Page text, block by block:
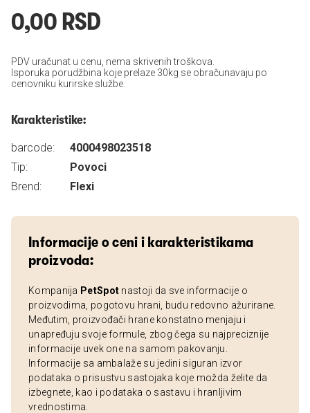
0,00 RSD
PDV uračunat u cenu, nema skrivenih troškova.
Isporuka porudžbina koje prelaze 30kg se obračunavaju po
cenovniku kurirske službe.
Karakteristike:
barcode:
4000498023518
Tip:
Povoci
Brend:
Flexi
Informacije o ceni i karakteristikama
proizvoda:
Kompanija PetSpot nastoji da sve informacije o
proizvodima, pogotovu hrani, budu redovno ažurirane.
Međutim, proizvođači hrane konstatno menjaju i
unapređuju svoje formule, zbog čega su najpreciznije
informacije uvek one na samom pakovanju.
Informacije sa ambalaže su jedini siguran izvor
podataka o prisustvu sastojaka koje možda želite da
izbegnete, kao i podataka o sastavu i hranljivim
vrednostima.